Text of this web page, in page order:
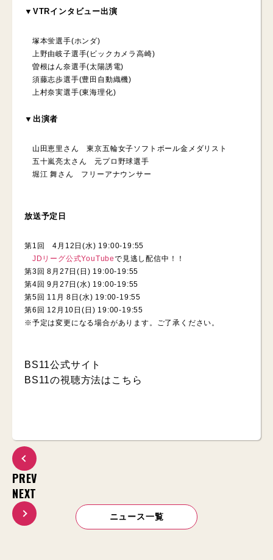
▼VTRインタビュー出演
塚本蛍選手(ホンダ)
上野由岐子選手(ビックカメラ高崎)
曽根はん奈選手(太陽誘電)
須藤志歩選手(豊田自動織機)
上村奈実選手(東海理化)
▼出演者
山田恵里さん 東京五輪女子ソフトボール金メダリスト
五十嵐亮太さん 元プロ野球選手
堀江 舞さん フリーアナウンサー
放送予定日
第1回 4月12日(水) 19:00-19:55
JDリーグ公式YouTubeで見逃し配信中！！
第3回 8月27日(日) 19:00-19:55
第4回 9月27日(水) 19:00-19:55
第5回 11月 8日(水) 19:00-19:55
第6回 12月10日(日) 19:00-19:55
※予定は変更になる場合があります。ご了承ください。
BS11公式サイト
BS11の視聴方法はこちら
PREV
ニュース一覧
NEXT